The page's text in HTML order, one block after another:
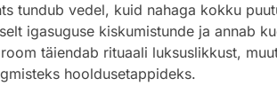
tundub vedel, kuid nahaga kokku
igasuguse kiskumistunde ja annab
täiendab rituaali luksuslikkust,
hooldusetappideks.